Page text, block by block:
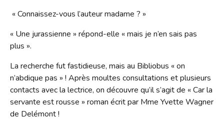
« Connaissez-vous l’auteur madame ? »
« Une jurassienne » répond-elle « mais je n’en sais pas
plus ».
La recherche fut fastidieuse, mais au Bibliobus « on
n’abdique pas » ! Après moultes consultations et plusieurs
contacts avec la lectrice, on découvre qu’il s’agit de « Car la
servante est rousse » roman écrit par Mme Yvette Wagner
de Delémont !